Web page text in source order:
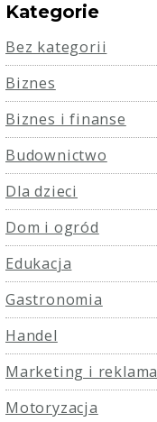
Kategorie
Bez kategorii
Biznes
Biznes i finanse
Budownictwo
Dla dzieci
Dom i ogród
Edukacja
Gastronomia
Handel
Marketing i reklama
Motoryzacja